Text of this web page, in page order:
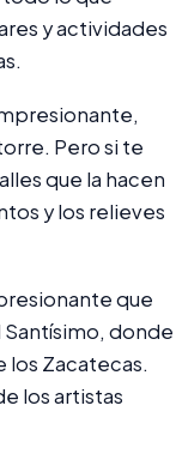
y actividades
Pero si te
que la hacen
y los relieves
que
Santísimo, donde
los Zacatecas.
los artistas